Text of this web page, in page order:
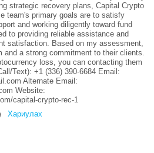
strategic recovery plans, Capital Crypto
team's primary goals are to satisfy
and working diligently toward fund
to providing reliable assistance and
satisfaction. Based on my assessment,
and a strong commitment to their clients.
loss, you can contacting them
Text): +1 (336) 390-6684 Email:
Alternate Email:
Website:
capital-crypto-rec-1
Хариулах